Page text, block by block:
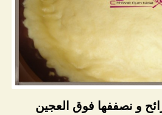
و نصففها فوق العجين